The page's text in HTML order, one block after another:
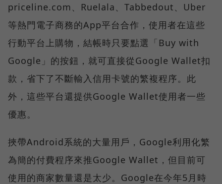
priceline.com、Ruelala、Tabbedout、Uber
等熱門電子商務的App平台合作，使用者在這些
行動平台上購物，結帳時只要點選「Buy with
Google」的按鈕，就可直接從Google Wallet扣
款，省下了不斷輸入信用卡號的繁複程序。此
外，這些平台還提供Google Wallet使用者一些
優惠。
挾帶Android系統的大量用戶，Google利用化繁
為簡的付費程序來推Google Wallet，但目前可
使用的商家數量還是太少。Google在今年5月時